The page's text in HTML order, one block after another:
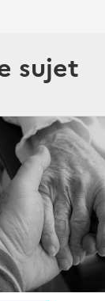
sujet